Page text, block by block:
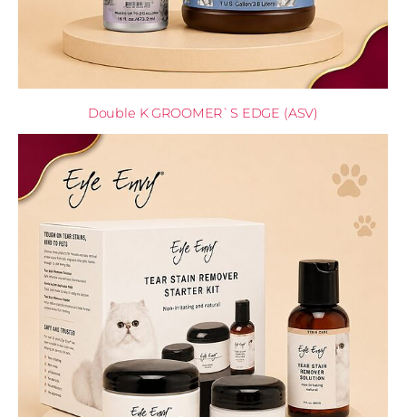
Double K GROOMER`S EDGE (ASV)